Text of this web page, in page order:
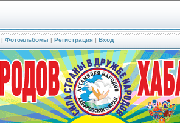
| Фотоальбомы | Регистрация | Вход